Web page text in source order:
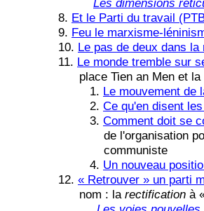
Les dimensions
8. Et le Parti du travail
9. Feu le marxisme-
10. Le pas de deux dans
11. Le monde tremble sur
place Tien an Men et la
1. Le mouvement de
2. Ce qu'en disent
3. Comment doit se
de l'organisation pour
communiste
4. Un nouveau
12. « Retrouver » un parti
nom : la rectification à